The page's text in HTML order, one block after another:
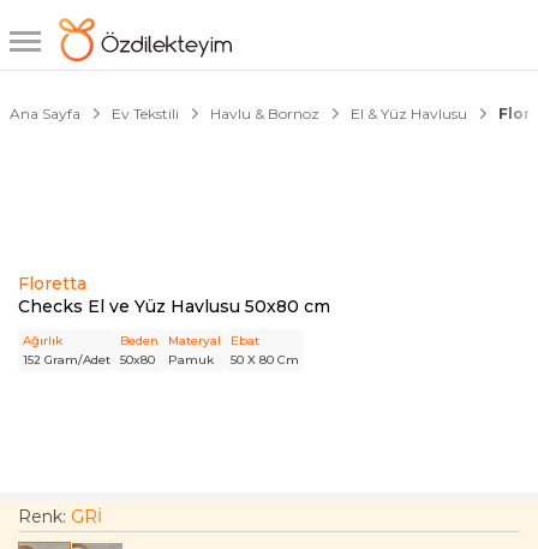
Ana Sayfa Ev Tekstili Havlu & Bornoz El & Yüz Havlusu
Floretta
Checks El ve Yüz Havlusu 50x80 cm
Ağırlık
152 Gram/Adet
Beden
50x80
Materyal
Pamuk
Ebat
50 X 80 Cm
1/2
Renk: GRİ